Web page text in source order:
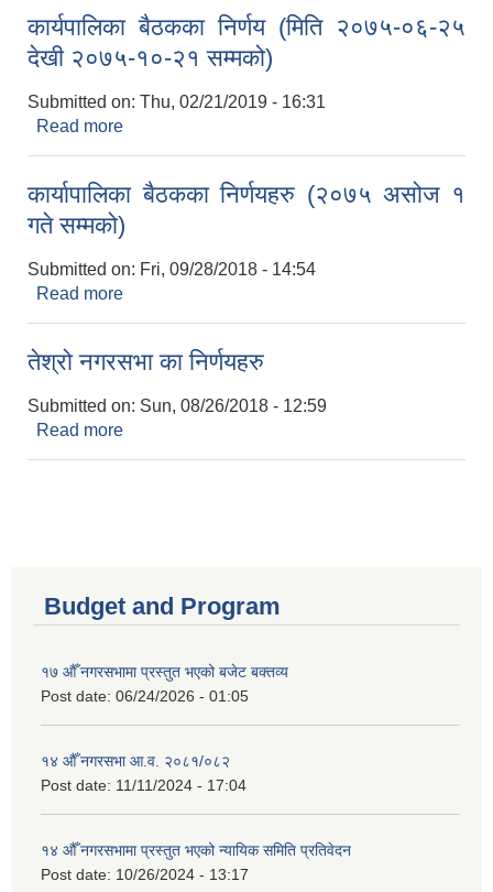
कार्यपालिका बैठकका निर्णय (मिति २०७५-०६-२५
देखी २०७५-१०-२१ सम्मको)
Submitted on: Thu, 02/21/2019 - 16:31
Read more
कार्यापालिका बैठकका निर्णयहरु (२०७५ असोज १
गते सम्मको)
Submitted on: Fri, 09/28/2018 - 14:54
Read more
तेश्रो नगरसभा का निर्णयहरु
Submitted on: Sun, 08/26/2018 - 12:59
Read more
Budget and Program
१७ औँ नगरसभामा प्रस्तुत भएको बजेट बक्तव्य
Post date: 06/24/2026 - 01:05
१४ औँ नगरसभा आ.व. २०८१/०८२
Post date: 11/11/2024 - 17:04
१४ औँ नगरसभामा प्रस्तुत भएको न्यायिक समिति प्रतिवेदन
Post date: 10/26/2024 - 13:17